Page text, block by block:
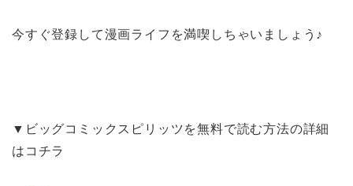
今すぐ登録して漫画ライフを満喫しちゃいましょう♪
▼ビッグコミックスピリッツを無料で読む方法の詳細
はコチラ